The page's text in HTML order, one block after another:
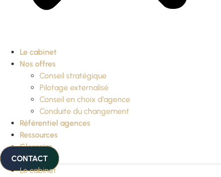
Le cabinet
Nos offres
Conseil stratégique
Pilotage externalisé
Conseil en choix d’agence
Conduite du changement
Référentiel agences
Ressources
Glossaire
CONTACT
Le cabinet